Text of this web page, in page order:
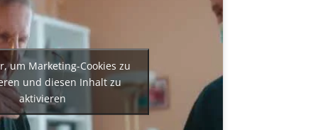
um Marketing-Cookies zu
und diesen Inhalt zu
aktivieren